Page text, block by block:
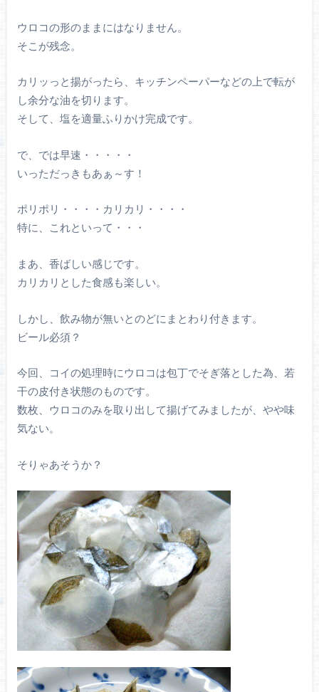
ウロコの形のままにはなりません。
そこが残念。
カリッっと揚がったら、キッチンペーパーなどの上で転が
し余分な油を切ります。
そして、塩を適量ふりかけ完成です。
で、では早速・・・・・
いっただっきもあぁ～す！
ポリポリ・・・・カリカリ・・・・
特に、これといって・・・
まあ、香ばしい感じです。
カリカリとした食感も楽しい。
しかし、飲み物が無いとのどにまとわり付きます。
ビール必須？
今回、コイの処理時にウロコは包丁でそぎ落とした為、若
干の皮付き状態のものです。
数枚、ウロコのみを取り出して揚げてみましたが、やや味
気ない。
そりゃあそうか？